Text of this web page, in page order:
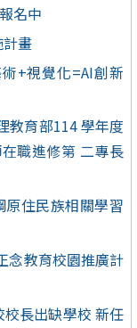
名中
畫
+視覺化=AI創新
教育部114 學年度
職進修第 二專長
住民族相關學習
念教育校園推廣計
長出缺學校 新任